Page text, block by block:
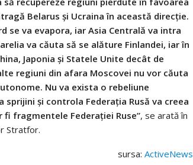
Belarus şi Ucraina în această direcţie.
se va evapora, iar Asia Centrală va intra
va căuta să se alăture Finlandei, iar în
Japonia şi Statele Unite decât de
regiuni din afara Moscovei nu vor căuta
Nu va exista o rebeliune
şi controla Federaţia Rusă va creea
fragmentele Federaţiei Ruse”, se arată în
Stratfor.
sursa: ActiveNews